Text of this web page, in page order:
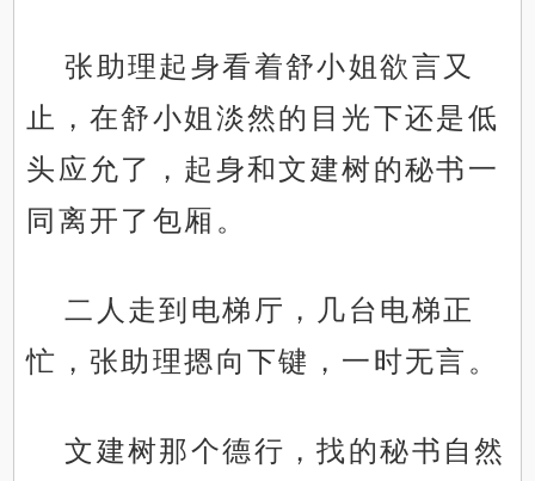
张助理起身看着舒小姐欲言又
止，在舒小姐淡然的目光下还是低
头应允了，起身和文建树的秘书一
同离开了包厢。
二人走到电梯厅，几台电梯正
忙，张助理摁向下键，一时无言。
文建树那个德行，找的秘书自然